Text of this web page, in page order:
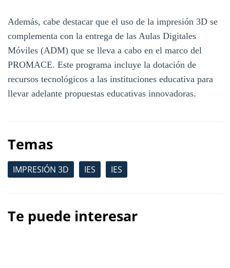
Además, cabe destacar que el uso de la impresión 3D se
complementa con la entrega de las Aulas Digitales
Móviles (ADM) que se lleva a cabo en el marco del
PROMACE. Este programa incluye la dotación de
recursos tecnológicos a las instituciones educativa para
llevar adelante propuestas educativas innovadoras.
Temas
IMPRESIÓN 3D IES IES
Te puede interesar